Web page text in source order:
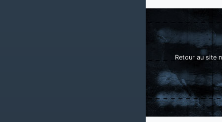
Retour au site